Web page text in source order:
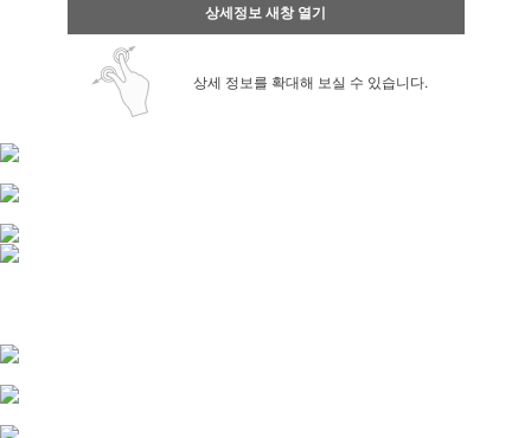
상세정보 새창 열기
상세 정보를 확대해 보실 수 있습니다.